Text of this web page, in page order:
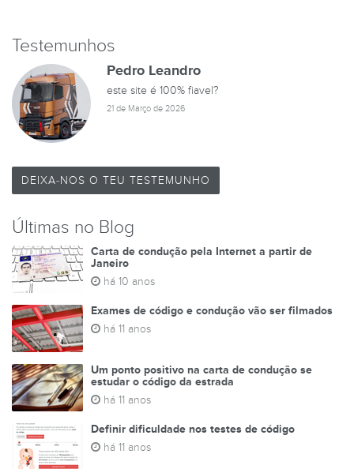
Testemunhos
Pedro Leandro
este site é 100% fiavel?
21 de Março de 2026
DEIXA-NOS O TEU TESTEMUNHO
Últimas no Blog
Carta de condução pela Internet a partir de
Janeiro
há 10 anos
Exames de código e condução vão ser filmados
há 11 anos
Um ponto positivo na carta de condução se
estudar o código da estrada
há 11 anos
Definir dificuldade nos testes de código
há 11 anos